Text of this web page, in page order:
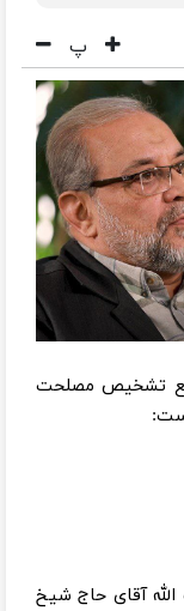
پ
تشخیص مصلحت
آقای حاج شیخ